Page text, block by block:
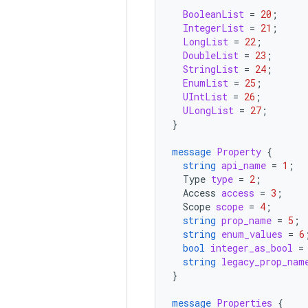
BooleanList = 20 ;
IntegerList = 21 ;
LongList = 22 ;
DoubleList = 23 ;
StringList = 24 ;
EnumList = 25 ;
UIntList = 26 ;
ULongList = 27 ;
}
message Property {
string api_name = 1 ;
Type type = 2 ;
Access access = 3 ;
Scope scope = 4 ;
string prop_name = 5 ;
string enum_values = 6 ;
bool integer_as_bool =
string
}
message Properties {